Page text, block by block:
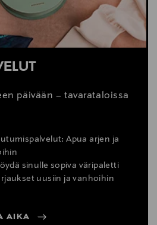
päivään – tavarataloissa
Apua arjen ja
sinulle sopiva väripaletti
uusiin ja vanhoihin
AIKA